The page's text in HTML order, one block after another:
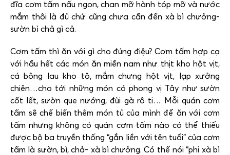
đĩa cơm tấm nấu ngon, chan mỡ hành tóp mỡ và nước
mắm thôi là đủ chứ cũng chưa cần đến xà bì chưởng-
sườn bì chả gì cả.
Cơm tấm thì ăn với gì cho đúng điệu? Cơm tấm hợp cạ
với hầu hết các món ăn miền nam như thịt kho hột vịt,
cá bông lau kho tộ, mắm chưng hột vịt, lạp xưởng
chiên…cho tới những món có phong vị Tây như sườn
cốt lết, sườn que nướng, đùi gà rô ti… Mỗi quán cơm
tấm sẽ chế biến thêm món tủ của mình để ăn với cơm
tấm nhưng không có quán cơm tấm nào có thể thiếu
được bộ ba truyền thống “gắn liền với tên tuổi” của cơm
tấm là sườn, bì, chả- xà bì chưởng. Có thể nói “phi xà bì